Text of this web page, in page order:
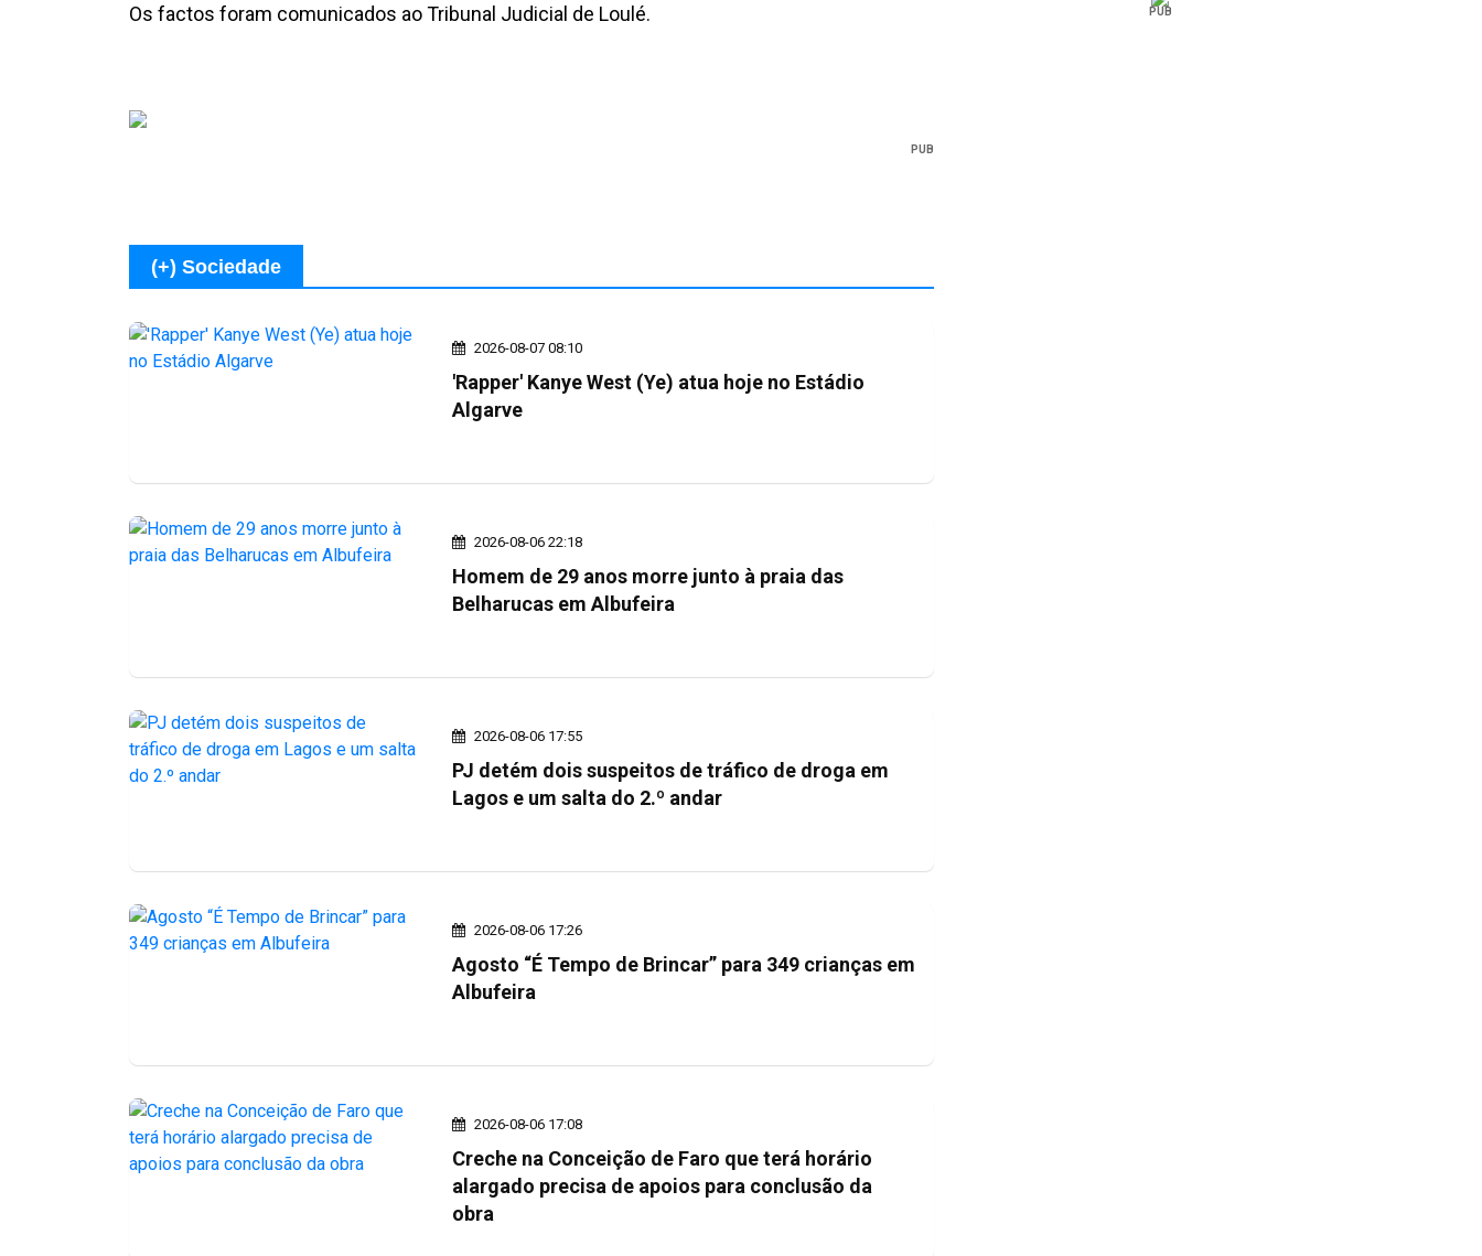
Os factos foram comunicados ao Tribunal Judicial de Loulé.
PUB
(+) Sociedade
2026-08-07 08:10
'Rapper' Kanye West (Ye) atua hoje no Estádio
Algarve
2026-08-06 22:18
Homem de 29 anos morre junto à praia das
Belharucas em Albufeira
2026-08-06 17:55
PJ detém dois suspeitos de tráfico de droga em
Lagos e um salta do 2.º andar
2026-08-06 17:26
Agosto “É Tempo de Brincar” para 349 crianças em
Albufeira
2026-08-06 17:08
Creche na Conceição de Faro que terá horário
alargado precisa de apoios para conclusão da
obra
PUB